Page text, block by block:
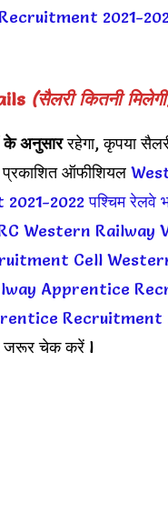
2021-
(सैलरी कितनी
के अनुसाररहेगा, कृपया
प्रकाशित ऑफीशियल
2022 पश्चिम रेलवे
Western Railway
Cell
Apprentice
Recruitment
चेक करें l